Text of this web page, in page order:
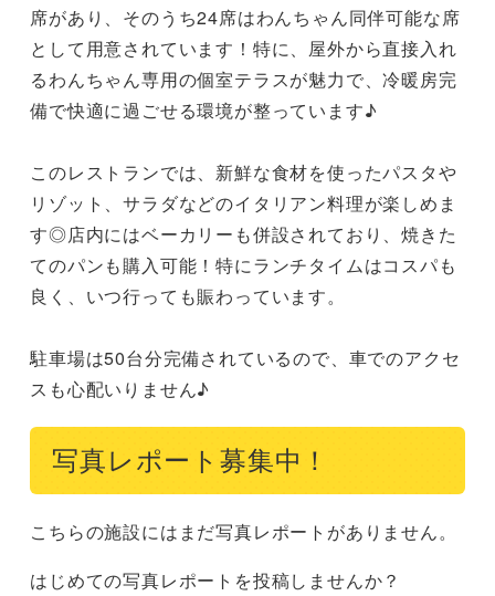
席があり、そのうち24席はわんちゃん同伴可能な席
として用意されています！特に、屋外から直接入れ
るわんちゃん専用の個室テラスが魅力で、冷暖房完
備で快適に過ごせる環境が整っています♪
このレストランでは、新鮮な食材を使ったパスタや
リゾット、サラダなどのイタリアン料理が楽しめま
す◎店内にはベーカリーも併設されており、焼きた
てのパンも購入可能！特にランチタイムはコスパも
良く、いつ行っても賑わっています。
駐車場は50台分完備されているので、車でのアクセ
スも心配いりません♪
写真レポート募集中！
こちらの施設にはまだ写真レポートがありません。
はじめての写真レポートを投稿しませんか？